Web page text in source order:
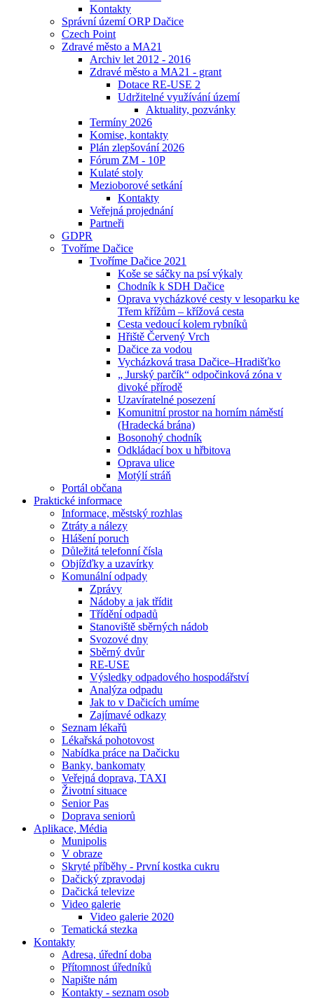
Kontakty
Správní území ORP Dačice
Czech Point
Zdravé město a MA21
Archiv let 2012 - 2016
Zdravé město a MA21 - grant
Dotace RE-USE 2
Udržitelné využívání území
Aktuality, pozvánky
Termíny 2026
Komise, kontakty
Plán zlepšování 2026
Fórum ZM - 10P
Kulaté stoly
Mezioborové setkání
Kontakty
Veřejná projednání
Partneři
GDPR
Tvoříme Dačice
Tvoříme Dačice 2021
Koše se sáčky na psí výkaly
Chodník k SDH Dačice
Oprava vycházkové cesty v lesoparku ke
Třem křížům – křížová cesta
Cesta vedoucí kolem rybníků
Hřiště Červený Vrch
Dačice za vodou
Vycházková trasa Dačice–Hradišťko
„ Jurský parčík“ odpočinková zóna v
divoké přírodě
Uzavíratelné posezení
Komunitní prostor na horním náměstí
(Hradecká brána)
Bosonohý chodník
Odkládací box u hřbitova
Oprava ulice
Motýlí stráň
Portál občana
Praktické informace
Informace, městský rozhlas
Ztráty a nálezy
Hlášení poruch
Důležitá telefonní čísla
Objížďky a uzavírky
Komunální odpady
Zprávy
Nádoby a jak třídit
Třídění odpadů
Stanoviště sběrných nádob
Svozové dny
Sběrný dvůr
RE-USE
Výsledky odpadového hospodářství
Analýza odpadu
Jak to v Dačicích umíme
Zajímavé odkazy
Seznam lékařů
Lékařská pohotovost
Nabídka práce na Dačicku
Banky, bankomaty
Veřejná doprava, TAXI
Životní situace
Senior Pas
Doprava seniorů
Aplikace, Média
Munipolis
V obraze
Skryté příběhy - První kostka cukru
Dačický zpravodaj
Dačická televize
Video galerie
Video galerie 2020
Tematická stezka
Kontakty
Adresa, úřední doba
Přítomnost úředníků
Napište nám
Kontakty - seznam osob